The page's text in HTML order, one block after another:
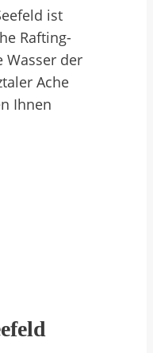
ist
Rafting-
Wasser der
Ache
Ihnen